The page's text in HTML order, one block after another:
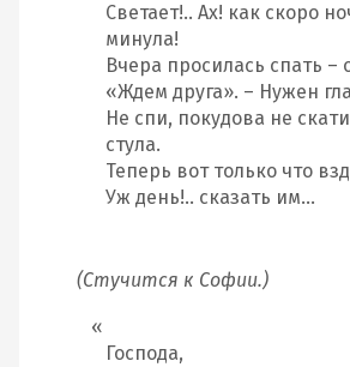
Светает!.. Ах! как скоро
минула!
Вчера просилась спать –
«Ждем друга». – Нужен
Не спи, покудова не
стула.
Теперь вот только что
Уж день!.. сказать им…
(Стучится к Софии.)
Господа,